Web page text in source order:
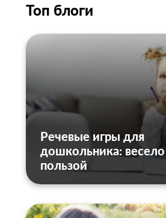
Топ блоги
Речевые игры для
дошкольника:
пользой